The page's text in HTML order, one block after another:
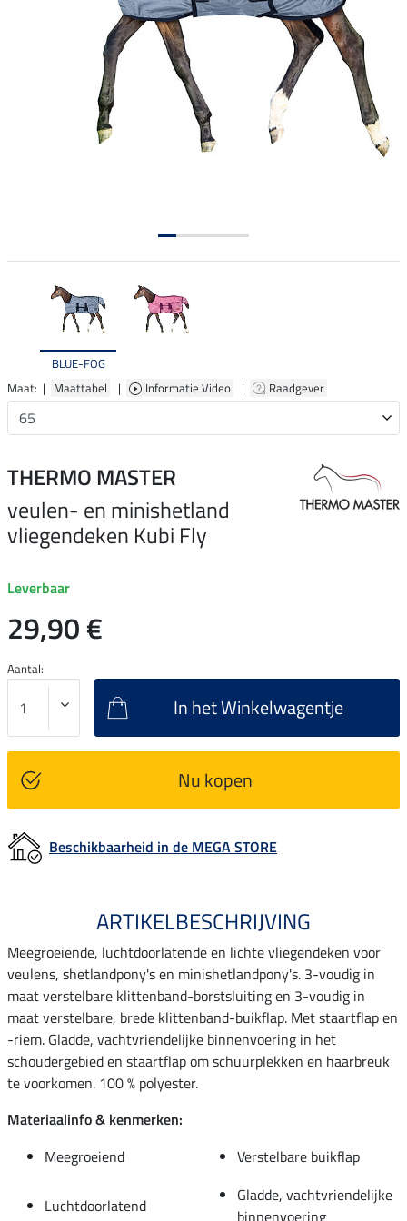
BLUE-FOG
Maat: | Maattabel | Informatie Video | Raadgever
THERMO MASTER
veulen- en minishetland
vliegendeken Kubi Fly
Leverbaar
29,90 €
Aantal:
In het Winkelwagentje
Nu kopen
Beschikbaarheid in de MEGA STORE
ARTIKELBESCHRIJVING
Meegroeiende, luchtdoorlatende en lichte vliegendeken voor
veulens, shetlandpony's en minishetlandpony's. 3-voudig in
maat verstelbare klittenband-borstsluiting en 3-voudig in
maat verstelbare, brede klittenband-buikflap. Met staartflap en
-riem. Gladde, vachtvriendelijke binnenvoering in het
schoudergebied en staartflap om schuurplekken en haarbreuk
te voorkomen. 100 % polyester.
Materiaalinfo & kenmerken:
Meegroeiend
Verstelbare buikflap
Luchtdoorlatend
Gladde, vachtvriendelijke
binnenvoering